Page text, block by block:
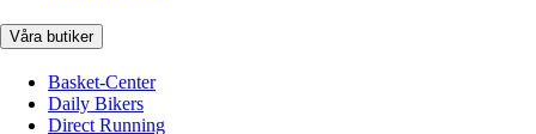
Våra butiker
Basket-Center
Daily Bikers
Direct Running